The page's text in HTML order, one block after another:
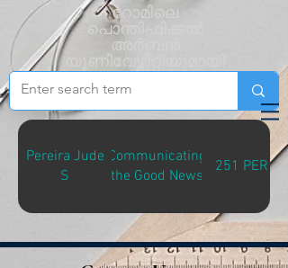
റോമിലെ
പൊന്തിഫിക്കൽ
അർബൻ
യൂണിവേഴ്സിറ്റിയുമായി
അഫിലിയേറ്റ്
ചെയ്തിരിക്കുന്നു
Pereira Jude
S
Communicating
the Good News
251 PER-C